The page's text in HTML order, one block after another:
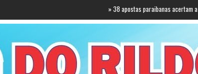
38 apostas paraibanas acertam a quadra